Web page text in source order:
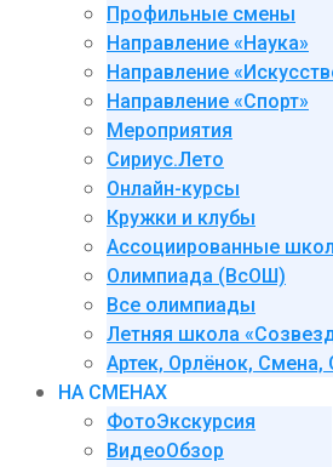
Профильные смены
Направление «Наука»
Направление
Направление «Спорт»
Мероприятия
Сириус.Лето
Онлайн-курсы
Кружки и клубы
Ассоциированные
Олимпиада (ВсОШ)
Все олимпиады
Летняя школа
Артек, Орлёнок, Смена,
НА СМЕНАХ
ФотоЭкскурсия
ВидеоОбзор